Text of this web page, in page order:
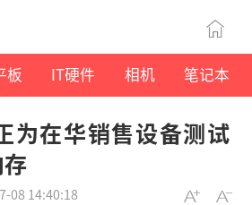
板 IT硬件 相机 笔记本
为在华销售设备测试
08 14:40:18